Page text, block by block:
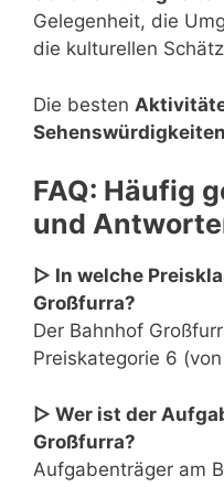
Gelegenheit, die
die kulturellen
Die besten
Sehenswürdigkeiten
FAQ: Häufig
und
▷ In welche
Großfurra?
Der Bahnhof
Preiskategorie 6
▷ Wer ist der
Großfurra?
Aufgabenträger am